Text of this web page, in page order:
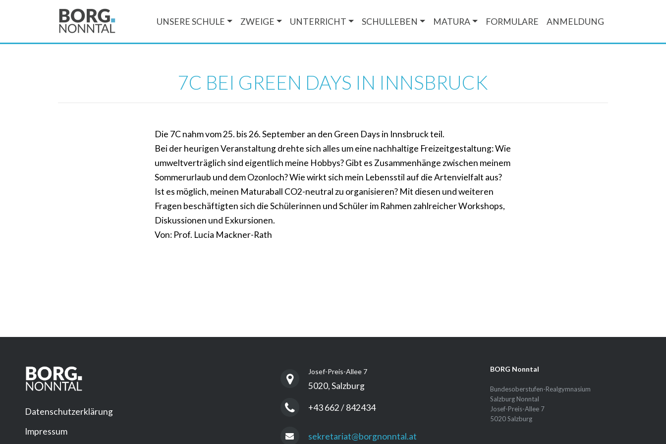
UNSERE SCHULE ZWEIGE UNTERRICHT SCHULLEBEN MATURA FORMULARE ANMELDUNG
7C BEI GREEN DAYS IN INNSBRUCK
Die 7C nahm vom 25. bis 26. September an den Green Days in Innsbruck teil.
Bei der heurigen Veranstaltung drehte sich alles um eine nachhaltige Freizeitgestaltung: Wie
umweltverträglich sind eigentlich meine Hobbys? Gibt es Zusammenhänge zwischen meinem
Sommerurlaub und dem Ozonloch? Wie wirkt sich mein Lebensstil auf die Artenvielfalt aus?
Ist es möglich, meinen Maturaball CO2-neutral zu organisieren? Mit diesen und weiteren
Fragen beschäftigten sich die Schülerinnen und Schüler im Rahmen zahlreicher Workshops,
Diskussionen und Exkursionen.
Von: Prof. Lucia Mackner-Rath
Datenschutzerklärung
Impressum
Josef-Preis-Allee 7
5020, Salzburg
+43 662 / 842434
sekretariat@borgnonntal.at
BORG Nonntal
Bundesoberstufen-Realgymnasium
Salzburg Nonntal
Josef-Preis-Allee 7
5020 Salzburg